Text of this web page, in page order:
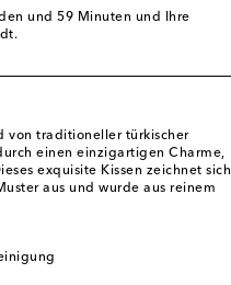
und 59 Minuten und Ihre
von traditioneller türkischer
einen einzigartigen Charme,
exquisite Kissen zeichnet sich
aus und wurde aus reinem